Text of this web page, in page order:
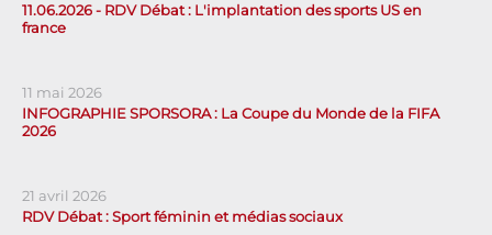
11.06.2026 - RDV Débat : L'implantation des sports US en
france
11 mai 2026
INFOGRAPHIE SPORSORA : La Coupe du Monde de la FIFA
2026
21 avril 2026
RDV Débat : Sport féminin et médias sociaux